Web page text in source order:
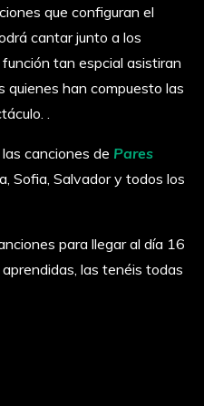
que configuran el
cantar junto a los
tan espcial asistiran
quienes han compuesto las
.
canciones de Pares
Sofia, Salvador y todos los
para llegar al día 16
las tenéis todas